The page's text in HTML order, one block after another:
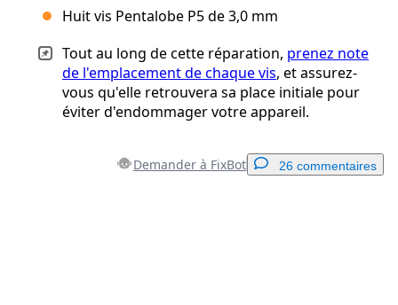
Huit vis Pentalobe P5 de 3,0 mm
Tout au long de cette réparation, prenez note
de l'emplacement de chaque vis, et assurez-
vous qu'elle retrouvera sa place initiale pour
éviter d'endommager votre appareil.
Demander à FixBot 26 commentaires